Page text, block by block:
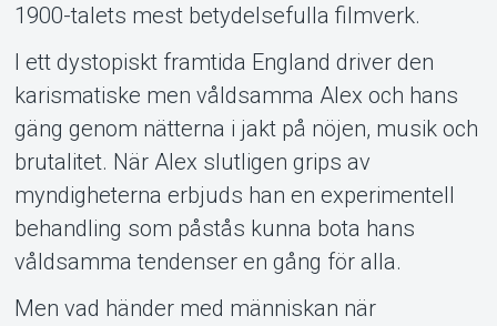
Om Tickster
1900-talets mest betydelsefulla filmverk.
I ett dystopiskt framtida England driver den
karismatiske men våldsamma Alex och hans
gäng genom nätterna i jakt på nöjen, musik och
brutalitet. När Alex slutligen grips av
myndigheterna erbjuds han en experimentell
behandling som påstås kunna bota hans
våldsamma tendenser en gång för alla.
Men vad händer med människan när